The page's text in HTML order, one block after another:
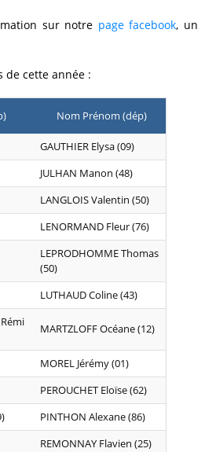
sur notre page facebook, un
de cette année :
Nom Prénom (dép)
GAUTHIER Elysa (09)
JULHAN Manon (48)
LANGLOIS Valentin (50)
LENORMAND Fleur (76)
LEPRODHOMME Thomas
(50)
LUTHAUD Coline (43)
MARTZLOFF Océane (12)
MOREL Jérémy (01)
PEROUCHET Eloïse (62)
PINTHON Alexane (86)
REMONNAY Flavien (25)